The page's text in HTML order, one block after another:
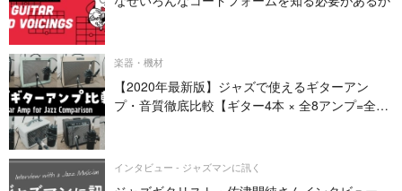
楽器・機材
【2020年最新版】ジャズで使えるギターアン
プ・音質徹底比較【ギター4本 × 全8アンプ=全32
インタビュー - ジャズマンに訊く